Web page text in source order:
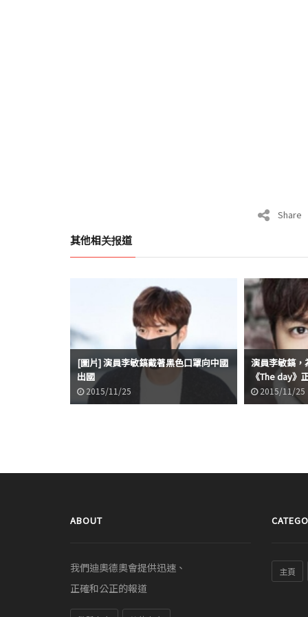
Share
其他相关报道
[圖片] 演員李敏鎬戴著黑色口罩向中國
出國
2015/11/25
演員李敏鎬，
《The day》
2015/11/25
ABOUT
我們迪奧德奧會提供迅速、
正確和公正的報道
主頁